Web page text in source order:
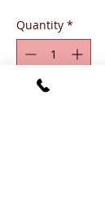
Quantity *